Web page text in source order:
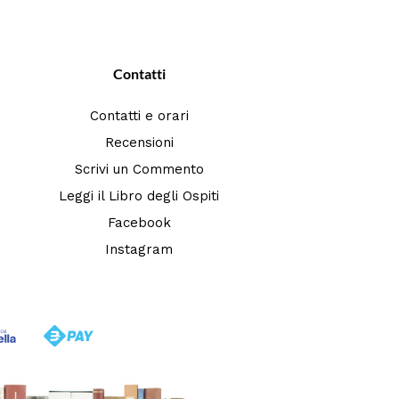
Contatti
Contatti e orari
Recensioni
Scrivi un Commento
Leggi il Libro degli Ospiti
Facebook
Instagram